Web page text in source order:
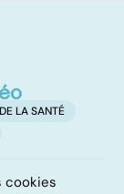
LA SANTÉ
cookies